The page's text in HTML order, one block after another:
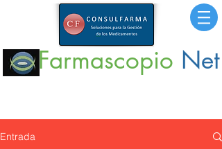
Farmascopio Net
Entrada